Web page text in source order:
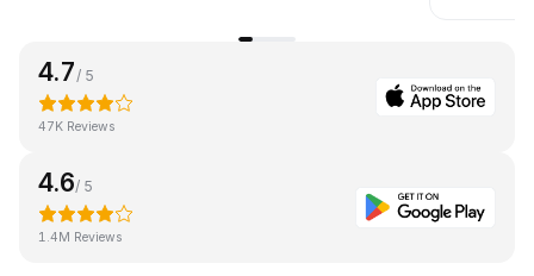
4.7/ 5
47K Reviews
4.6/ 5
1.4M Reviews